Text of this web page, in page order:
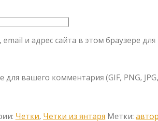
и адрес сайта в этом браузере
вашего комментария (GIF, PNG, JPG,
Четки, Четки из янтаря Метки: